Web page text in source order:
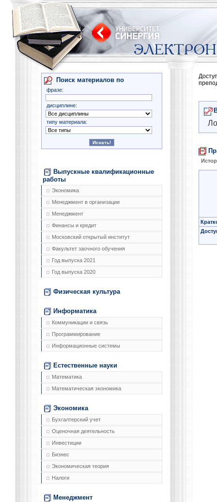
Поиск материалов по
фразе:
дисциплине:
типу материала:
Выпускные квалификационные
работы
Экономика
Менеджмент в организации
Менеджмент
Финансы и кредит
Московский открытый институт
Факультет заочного обучения
Год выпуска 2021
Год выпуска 2020
Физическая культура
Информатика
Коммуникации и связь
Программирование
Информационные системы
Естественные науки
Математика
Математическая экономика
Экономика
Бухгалтерский учет
Оценочная деятельность
Инвестиции
Бизнес
Экономическая теория
Налоги
Менеджмент